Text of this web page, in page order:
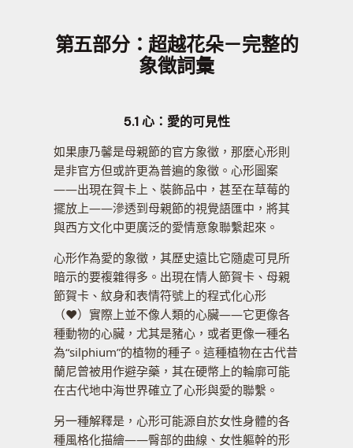
第五部分：超越花朵－完整的
象徵詞彙
5.1 心：愛的可見性
如果康乃馨是母親節的官方象徵，那麼心形則
是非官方但或許更為普遍的象徵。心形圖案
——出現在賀卡上、裝飾品中，甚至在草莓的
擺放上——滲透到母親節的視覺語匯中，將其
與西方文化中更廣泛的愛情意象聯繫起來。
心形作為愛的象徵，其歷史遠比它隨處可見所
暗示的要複雜得多。出現在情人節賀卡、母親
節賀卡、紋身和表情符號上的程式化心形
（♥）實際上並不像人類的心臟——它更像各
種動物的心臟，尤其是豬心，或者更像一種名
為“silphium”的植物的種子。這種植物在古代昔
蘭尼曾被用作避孕藥，其在硬幣上的輪廓可能
在古代地中海世界確立了心形與愛的聯繫。
另一種解釋是，心形可能源自於女性身體的各
種風格化描繪——臀部的曲線、女性軀幹的形